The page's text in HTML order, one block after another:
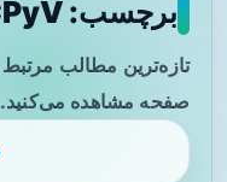
برچسب: MCPyV - صفحه 1
صفحه مشاهده می‌کنید.